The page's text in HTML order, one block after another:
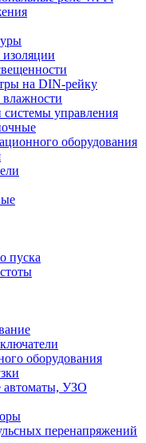
изоляции
на DIN-рейку
влажности
системы управления
оборудования
пуска
оборудования
автоматы, УЗО
перенапряжений